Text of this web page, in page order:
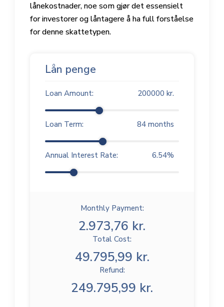
lånekostnader, noe som gjør det essensielt
for investorer og låntagere å ha full forståelse
for denne skattetypen.
Lån penge
Loan Amount: 200000 kr.
Loan Term: 84 months
Annual Interest Rate: 6.54%
Monthly Payment:
2.973,76 kr.
Total Cost:
49.795,99 kr.
Refund:
249.795,99 kr.